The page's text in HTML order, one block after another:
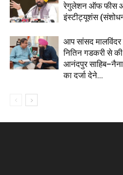
रेगुलेशन ऑफ फीस
इंस्टीट्यूशंस
आप सांसद
नितिन गडकरी से
आनंदपुर साहिब–नैना
का दर्जा देने...